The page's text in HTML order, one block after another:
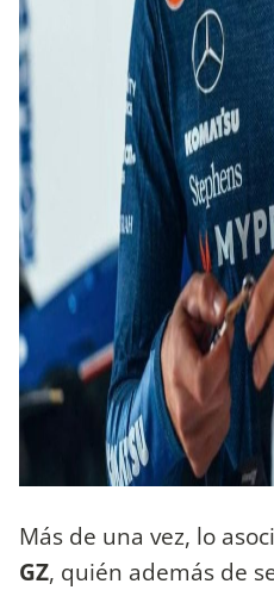
Más de una vez, lo
GZ, quién además de